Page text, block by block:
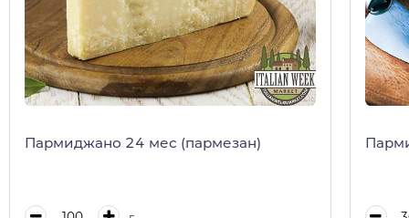
Пармиджано 24 мес (пармезан)